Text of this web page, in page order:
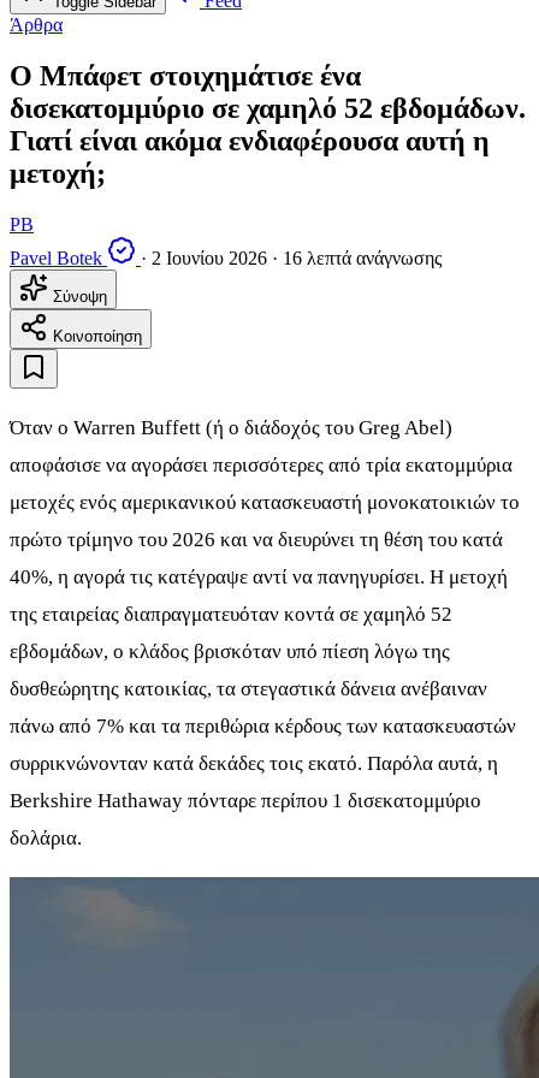
Άρθρα
Ο Μπάφετ στοιχημάτισε ένα
δισεκατομμύριο σε χαμηλό 52 εβδομάδων.
Γιατί είναι ακόμα ενδιαφέρουσα αυτή η
μετοχή;
PB
Pavel Botek
· 2 Ιουνίου 2026 · 16 λεπτά ανάγνωσης
Σύνοψη
Κοινοποίηση
Όταν ο Warren Buffett (ή ο διάδοχός του Greg Abel)
αποφάσισε να αγοράσει περισσότερες από τρία εκατομμύρια
μετοχές ενός αμερικανικού κατασκευαστή μονοκατοικιών το
πρώτο τρίμηνο του 2026 και να διευρύνει τη θέση του κατά
40%, η αγορά τις κατέγραψε αντί να πανηγυρίσει. Η μετοχή
της εταιρείας διαπραγματευόταν κοντά σε χαμηλό 52
εβδομάδων, ο κλάδος βρισκόταν υπό πίεση λόγω της
δυσθεώρητης κατοικίας, τα στεγαστικά δάνεια ανέβαιναν
πάνω από 7% και τα περιθώρια κέρδους των κατασκευαστών
συρρικνώνονταν κατά δεκάδες τοις εκατό. Παρόλα αυτά, η
Berkshire Hathaway πόνταρε περίπου 1 δισεκατομμύριο
δολάρια.